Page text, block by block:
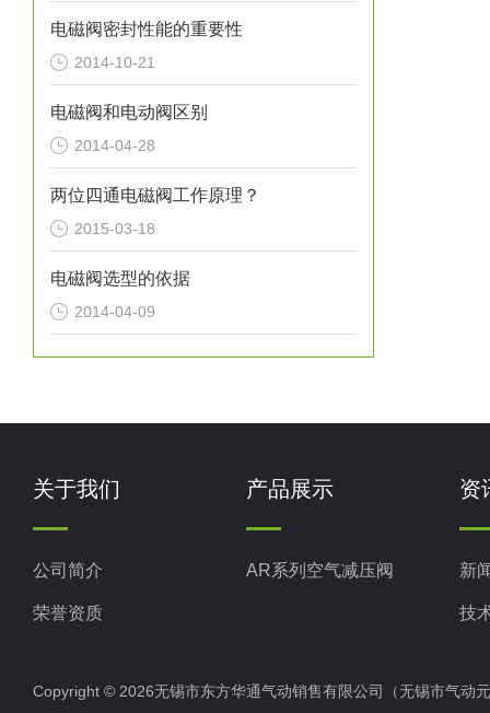
电磁阀密封性能的重要性
2014-10-21
电磁阀和电动阀区别
2014-04-28
两位四通电磁阀工作原理？
2015-03-18
电磁阀选型的依据
2014-04-09
关于我们
公司简介
荣誉资质
产品展示
AR系列空气减压阀
资
新
技
Copyright © 2026无锡市东方华通气动销售有限公司（无锡市气